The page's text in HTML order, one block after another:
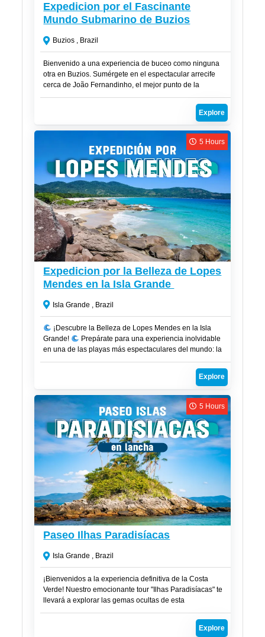
Expedicion por el Fascinante
Mundo Submarino de Buzios
Buzios , Brazil
Bienvenido a una experiencia de buceo como ninguna
otra en Buzios. Sumérgete en el espectacular arrecife
cerca de João Fernandinho, el mejor punto de la
península de Buzios, y descubre un mundo submarino
Explore
R$100
5 Hours
Expedicion por la Belleza de Lopes
Mendes en la Isla Grande
Isla Grande , Brazil
¡Descubre la Belleza de Lopes Mendes en la Isla
Grande!
Prepárate para una experiencia inolvidable
en una de las playas más espectaculares del mundo: la
Playa de Lopes Mendes, ubicada en la mágica Isla
Grande. Combina naturaleza y tranquilidad en un
entorno paradisíaco diseñado para que solo tengas que
relajarte y disfrutar.
Explore
R$220
5 Hours
Paseo Ilhas Paradisíacas
Isla Grande , Brazil
¡Bienvenidos a la experiencia definitiva de la Costa
Verde! Nuestro emocionante tour "Ilhas Paradisíacas" te
llevará a explorar las gemas ocultas de esta
impresionante región costera de Brasil. Prepárate para
descubrir playas de arena blanca, aguas cristalinas
repletas de vida marina y lugares que parecen sacados
Explore